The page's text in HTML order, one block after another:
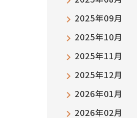
2025年09月
2025年10月
2025年11月
2025年12月
2026年01月
2026年02月